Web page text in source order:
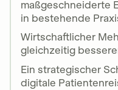
maßgeschneiderte
in bestehende
Wirtschaftlicher
gleichzeitig
Ein strategischer
digitale